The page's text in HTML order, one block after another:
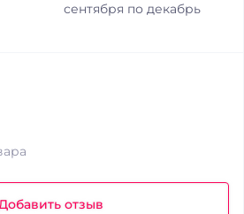
сентября по декабрь
отзыв